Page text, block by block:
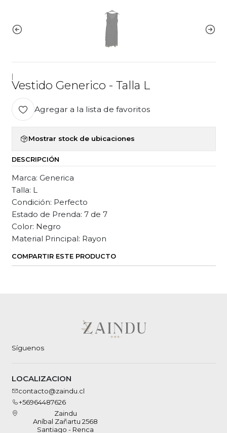
Vestido Generico - Talla L
Agregar a la lista de favoritos
Mostrar stock de ubicaciones
DESCRIPCIÓN
Marca: Generica
Talla: L
Condición: Perfecto
Estado de Prenda: 7 de 7
Color: Negro
Material Principal: Rayon
COMPARTIR ESTE PRODUCTO
Síguenos
LOCALIZACION
contacto@zaindu.cl
+56964487626
Zaindu
Aníbal Zañartu 2568
Santiago - Renca